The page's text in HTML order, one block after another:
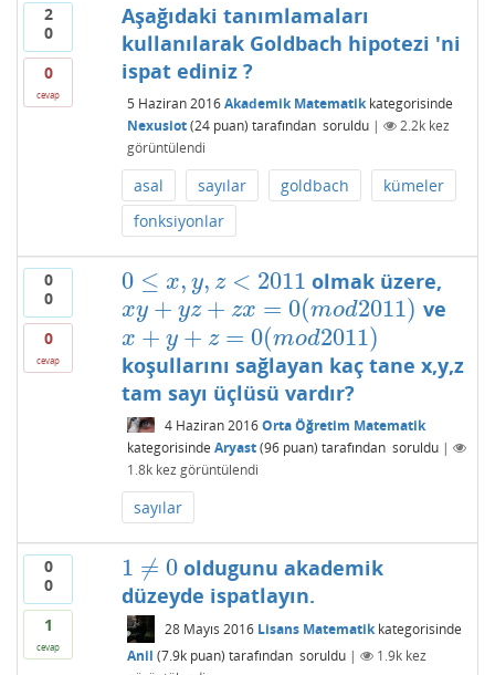
2
0
0
cevap
Aşağıdaki tanımlamaları
kullanılarak Goldbach hipotezi 'ni
ispat ediniz ?
5 Haziran 2016 Akademik Matematikkategorisinde
Nexusiot (24puan) tarafından soruldu | 2.2kkez
görüntülendi
asal sayılar goldbach
kümeler
fonksiyonlar
0
0
0
cevap
0 ≤ x, y, z < 2011
0≤x,y,z<2011 olmak üzere,
xy + yz + zx = 0(mod2011)
xy+ yz+zx=0( mo d2011) ve
x + y + z = 0(mod2011)
x+ y+ z= 0(mod2011)
koşullarını sağlayan kaç tane x,y,z
tam sayı üçlüsü vardır?
4 Haziran 2016 Orta Öğretim Matematik
kategorisinde Aryast (96puan) tarafından soruldu |
1.8kkez görüntülendi
sayılar
0
0
1
cevap
1 ≠ 0
1≠0
oldugunu akademik
düzeyde ispatlayın.
28 Mayıs 2016 Lisans Matematikkategorisinde
Anil (7.9kpuan) tarafından soruldu | 1.9kkez